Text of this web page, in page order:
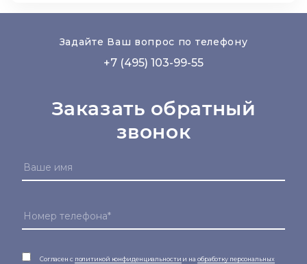
Задайте Ваш вопрос по телефону
+7 (495) 103-99-55
Заказать обратный
звонок
Согласен с политикой конфиденциальности и на обработку персональных